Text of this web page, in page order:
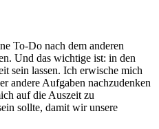
To-Do nach dem anderen
Und das wichtige ist: in den
sein lassen. Ich erwische mich
andere Aufgaben nachzudenken
auf die Auszeit zu
sollte, damit wir unsere